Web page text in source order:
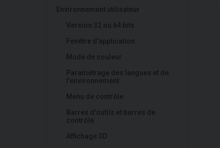
Environnement utilisateur
Version 32 ou 64 bits
Fenêtre d'application
Mode de couleur
Paramétrage des langues et de
l'environnement
Menu de contrôle
Barres d'outils et barres de
contrôle
Affichage 3D